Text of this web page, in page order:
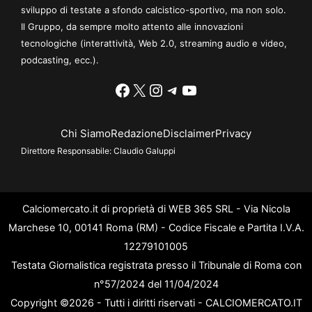
sviluppo di testate a sfondo calcistico-sportivo, ma non solo.
Il Gruppo, da sempre molto attento alle innovazioni
tecnologiche (interattività, Web 2.0, streaming audio e video,
podcasting, ecc.).
Facebook
X Instagram
Telegram
YouTube
Chi SiamoRedazioneDisclaimerPrivacy
Direttore Responsabile: Claudio Galuppi
Calciomercato.it di proprietà di WEB 365 SRL - Via Nicola
Marchese 10, 00141 Roma (RM) - Codice Fiscale e Partita I.V.A.
12279101005
Testata Giornalistica registrata presso il Tribunale di Roma con
n°57/2024 del 11/04/2024
Copyright ©2026 - Tutti i diritti riservati - CALCIOMERCATO.IT